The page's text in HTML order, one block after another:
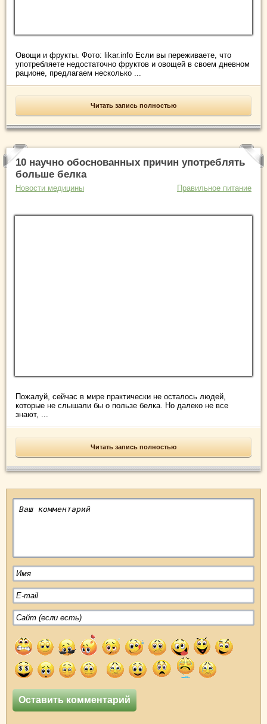
Овощи и фрукты. Фото: likar.info Если вы переживаете, что
употребляете недостаточно фруктов и овощей в своем дневном
рационе, предлагаем несколько ...
Читать запись полностью
10 научно обоснованных причин употреблять
больше белка
Новости медицины Правильное питание
Пожалуй, сейчас в мире практически не осталось людей,
которые не слышали бы о пользе белка. Но далеко не все
знают, ...
Читать запись полностью